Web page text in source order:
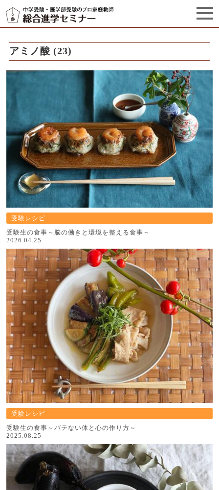
セミナーからのお知らせ（5）
アミノ酸 (23)
受験レシピ
受験生の食事～脳の働きと環境を整える食事～
2026.04.25
受験レシピ
受験生の食事～バテない体と心の作り方～
2025.08.25